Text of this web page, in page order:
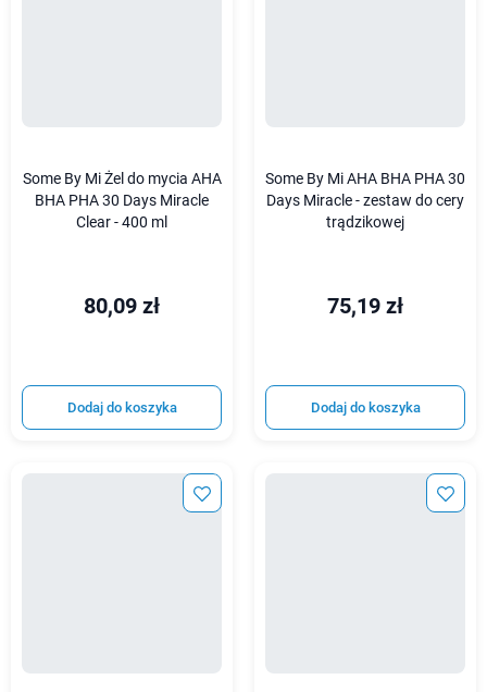
Some By Mi Żel do mycia AHA
BHA PHA 30 Days Miracle
Clear - 400 ml
80,09 zł
Dodaj do koszyka
Some By Mi AHA BHA PHA 30
Days Miracle - zestaw do cery
trądzikowej
75,19 zł
Dodaj do koszyka